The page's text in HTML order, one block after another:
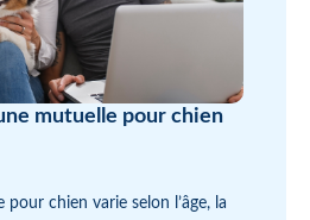
mutuelle pour chien
pour chien varie selon l’âge, la